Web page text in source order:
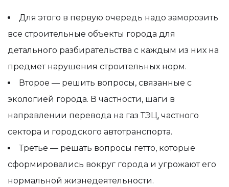
Для этого в первую очередь надо заморозить
все строительные объекты города для
детального разбирательства с каждым из них на
предмет нарушения строительных норм.
Второе — решить вопросы, связанные с
экологией города. В частности, шаги в
направлении перевода на газ ТЭЦ, частного
сектора и городского автотранспорта.
Третье — решать вопросы гетто, которые
сформировались вокруг города и угрожают его
нормальной жизнедеятельности.